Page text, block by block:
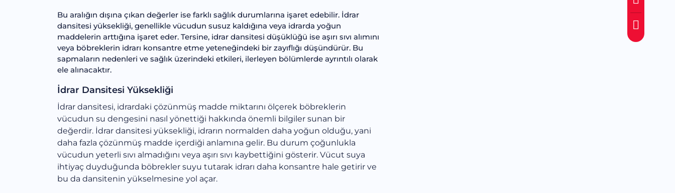
Bu aralığın dışına çıkan değerler ise farklı sağlık durumlarına işaret edebilir. İdrar
dansitesi yüksekliği, genellikle vücudun susuz kaldığına veya idrarda yoğun
maddelerin arttığına işaret eder. Tersine, idrar dansitesi düşüklüğü ise aşırı sıvı alımını
veya böbreklerin idrarı konsantre etme yeteneğindeki bir zayıflığı düşündürür. Bu
sapmaların nedenleri ve sağlık üzerindeki etkileri, ilerleyen bölümlerde ayrıntılı olarak
ele alınacaktır.
İdrar Dansitesi Yüksekliği
İdrar dansitesi, idrardaki çözünmüş madde miktarını ölçerek böbreklerin
vücudun su dengesini nasıl yönettiği hakkında önemli bilgiler sunan bir
değerdir. İdrar dansitesi yüksekliği, idrarın normalden daha yoğun olduğu, yani
daha fazla çözünmüş madde içerdiği anlamına gelir. Bu durum çoğunlukla
vücudun yeterli sıvı almadığını veya aşırı sıvı kaybettiğini gösterir. Vücut suya
ihtiyaç duyduğunda böbrekler suyu tutarak idrarı daha konsantre hale getirir ve
bu da dansitenin yükselmesine yol açar.